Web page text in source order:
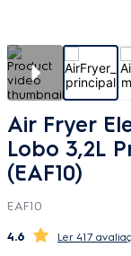
Air Fryer
Lobo 3,2L
(EAF10)
EAF10
4.6 417